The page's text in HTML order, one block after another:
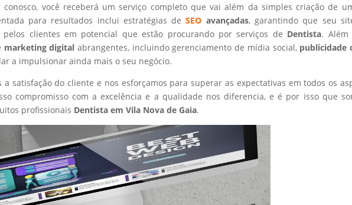
você receberá um serviço completo que vai além da simples criação de
para resultados inclui estratégias deSEO avançadas, garantindo que seu
pelos clientes em potencial que estão procurando por serviços de Dentista. Além
marketing digital abrangentes, incluindo gerenciamento de mídia social, publicidade
a impulsionar ainda mais o seu negócio.
a satisfação do cliente e nos esforçamos para superar as expectativas em todos os
compromisso com a excelência e a qualidade nos diferencia, e é por isso que
profissionais Dentista em Vila Nova de Gaia.